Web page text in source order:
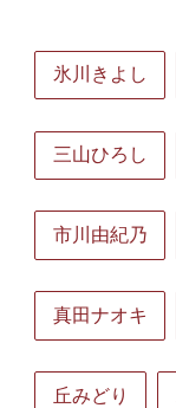
氷川きよし
三山ひろし
市川由紀乃
真田ナオキ
丘みどり